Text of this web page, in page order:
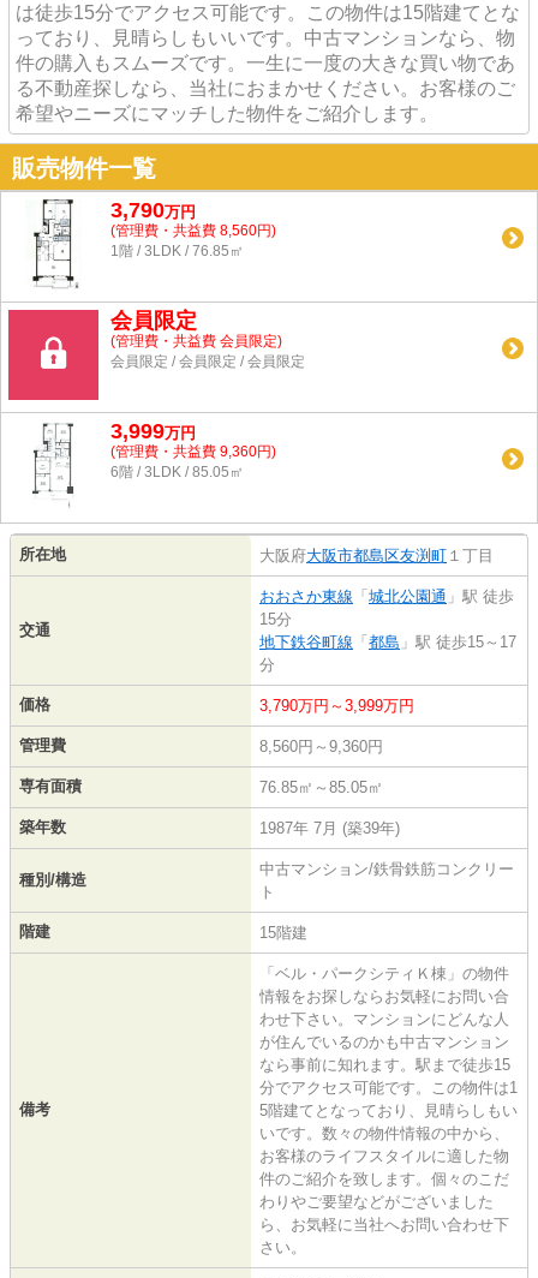
は徒歩15分でアクセス可能です。この物件は15階建てとな
っており、見晴らしもいいです。中古マンションなら、物
件の購入もスムーズです。一生に一度の大きな買い物であ
る不動産探しなら、当社におまかせください。お客様のご
希望やニーズにマッチした物件をご紹介します。
販売物件一覧
3,790万円
(管理費・共益費 8,560円)
1階 / 3LDK / 76.85㎡
会員限定
(管理費・共益費 会員限定)
会員限定 /会員限定 /会員限定
3,999万円
(管理費・共益費 9,360円)
6階 / 3LDK / 85.05㎡
所在地 大阪府大阪市都島区友渕町 １丁目
交通
おおさか東線 「 城北公園通 」駅 徒歩
15分
地下鉄谷町線 「 都島 」駅 徒歩15～17
分
価格 3,790万円～3,999万円
管理費 8,560円～9,360円
専有面積 76.85㎡～85.05㎡
築年数 1987年 7月 (築39年)
種別/構造
中古マンション/鉄骨鉄筋コンクリー
ト
階建 15階建
備考
「ベル・パークシティＫ棟」の物件
情報をお探しならお気軽にお問い合
わせ下さい。マンションにどんな人
が住んでいるのかも中古マンション
なら事前に知れます。駅まで徒歩15
分でアクセス可能です。この物件は1
5階建てとなっており、見晴らしもい
いです。数々の物件情報の中から、
お客様のライフスタイルに適した物
件のご紹介を致します。個々のこだ
わりやご要望などがございました
ら、お気軽に当社へお問い合わせ下
さい。